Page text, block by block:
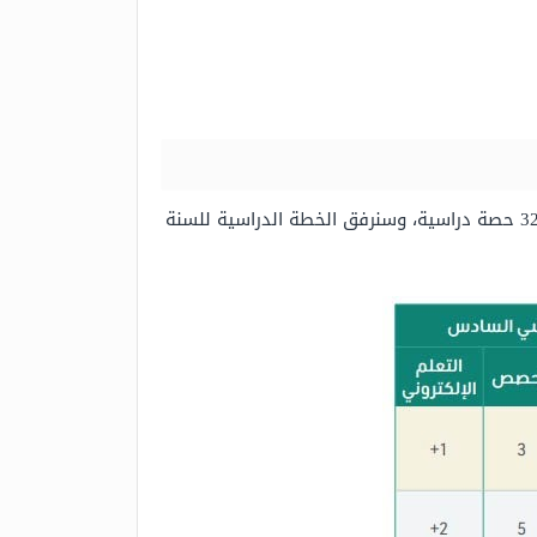
تتضمن الخطة الدراسية لمسار علوم الحاسب والهندسة في المرحلة الثانوية على ستة فصول على أن يتضمن كل فصل 32 حصة دراسية، وسنرفق الخطة الدراسية للسنة